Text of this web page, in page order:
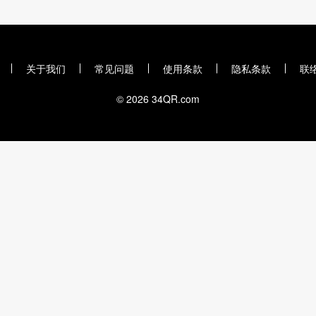
关于我们 常见问题 使用条款 隐私条款 联
© 2026 34QR.com